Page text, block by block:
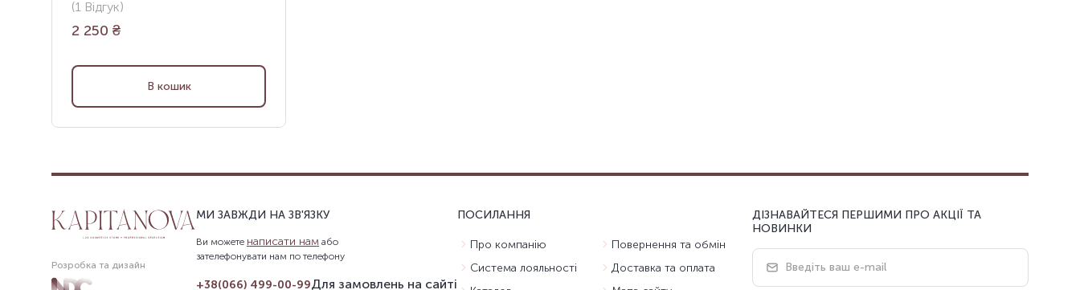
(1 Відгук)
2 250 ₴
В кошик
Розробка та дизайн
МИ ЗАВЖДИ НА ЗВ'ЯЗКУ
Ви можете написати нам або
зателефонувати нам по телефону
+38(066) 499-00-99Для замовлень на сайті
ПОСИЛАННЯ
Про компанію
Система лояльності
Повернення та обмін
Доставка та оплата
ДІЗНАВАЙТЕСЯ ПЕРШИМИ ПРО АКЦІЇ ТА
НОВИНКИ